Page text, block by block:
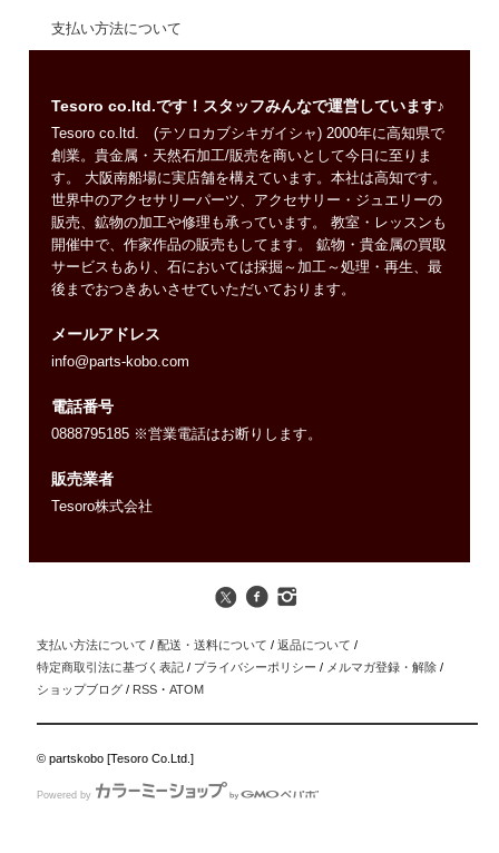
支払い方法について
Tesoro co.ltd.です！スタッフみんなで運営しています♪
Tesoro co.ltd. (テソロカブシキガイシャ) 2000年に高知県で
創業。貴金属・天然石加工/販売を商いとして今日に至りま
す。 大阪南船場に実店舗を構えています。本社は高知です。
世界中のアクセサリーパーツ、アクセサリー・ジュエリーの
販売、鉱物の加工や修理も承っています。 教室・レッスンも
開催中で、作家作品の販売もしてます。 鉱物・貴金属の買取
サービスもあり、石においては採掘～加工～処理・再生、最
後までおつきあいさせていただいております。
メールアドレス
info@parts-kobo.com
電話番号
0888795185 ※営業電話はお断りします。
販売業者
Tesoro株式会社
支払い方法について / 配送・送料について / 返品について /
特定商取引法に基づく表記 / プライバシーポリシー / メルマガ登録・解除 /
ショップブログ / RSS ・ATOM
© partskobo [Tesoro Co.Ltd.]
Powered by